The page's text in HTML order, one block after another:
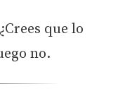
que lo
no.